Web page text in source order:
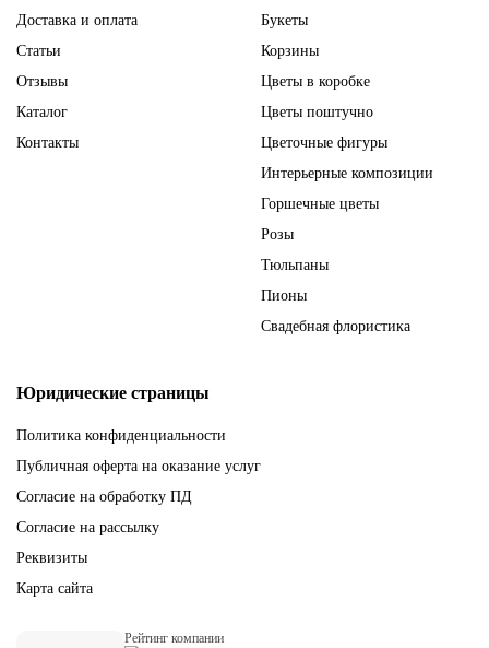
Доставка и оплата
Статьи
Отзывы
Каталог
Контакты
Букеты
Корзины
Цветы в коробке
Цветы поштучно
Цветочные фигуры
Интерьерные композиции
Горшечные цветы
Розы
Тюльпаны
Пионы
Свадебная флористика
Юридические страницы
Политика конфиденциальности
Публичная оферта на оказание услуг
Согласие на обработку ПД
Согласие на рассылку
Реквизиты
Карта сайта
Рейтинг компании